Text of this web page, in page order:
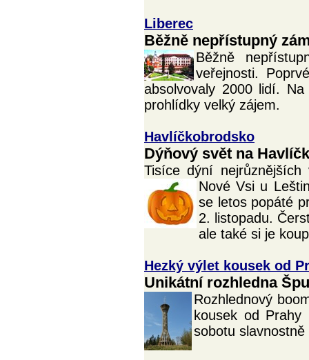
Liberec
Běžně nepřístupný
Běžně
veřejnosti.
absolvovaly 2000 lidí.
prohlídky velký zájem.
Havlíčkobrodsko
Dýňový svět na
Tisíce dýní
Nové Vsi u
se letos popáté
2. listopadu.
ale také si je
Hezký výlet kousek od
Unikátní rozhledna
Rozhlednový
kousek od
sobotu